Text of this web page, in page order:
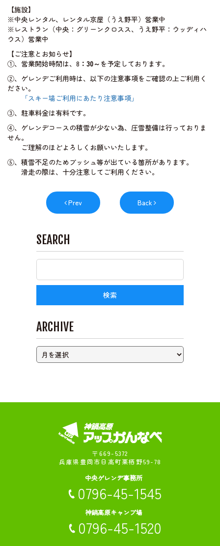
【施設】
※中央レンタル、レンタル京屋（うえ野平）営業中
※レストラン（中央：グリーンクロスス、うえ野平：ウッディハ
ウス）営業中
【ご注意とお知らせ】
①、営業開始時間は、8 ：30～ を予定しております。
②、ゲレンデご利用時は、以下の注意事項をご確認の上ご利用く
ださい。
「スキー場ご利用にあたり注意事項」
③、駐車料金は有料です。
④、ゲレンデコースの積雪が少ない為、圧雪整備は行っておりま
せん。
ご理解のほどよろしくお願いいたします。
⑤、積雪不足のためブッシュ等が出ている箇所があります。
滑走の際は、十分注意してご利用ください。
Prev Back
SEARCH
ARCHIVE
〒669-5372
兵庫県豊岡市日高町栗栖野59-78
中央ゲレンデ事務所
0796-45-1545
神鍋高原キャンプ場
0796-45-1520